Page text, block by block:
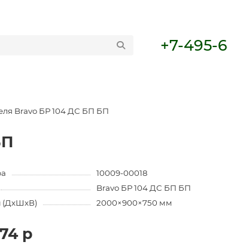
+7-495-
Bravo БР 104 ДС БП БП
10009-00018
Bravo БР 104 ДС БП БП
(ДхШхВ)
2000×900×750 мм
р